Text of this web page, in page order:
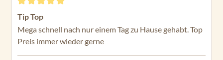
Bewertung mit 5 von 5 Sternen
Tip Top
Mega schnell nach nur einem Tag zu Hause gehabt. Top
Preis immer wieder gerne